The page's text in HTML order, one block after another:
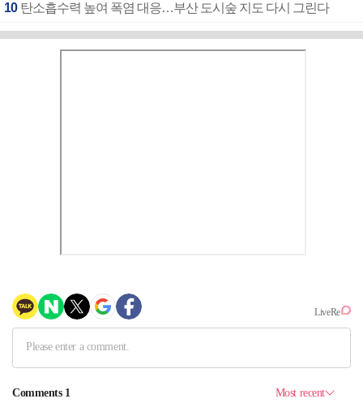
10 탄소흡수력 높여 폭염 대응…부산 도시숲 지도 다시 그린다